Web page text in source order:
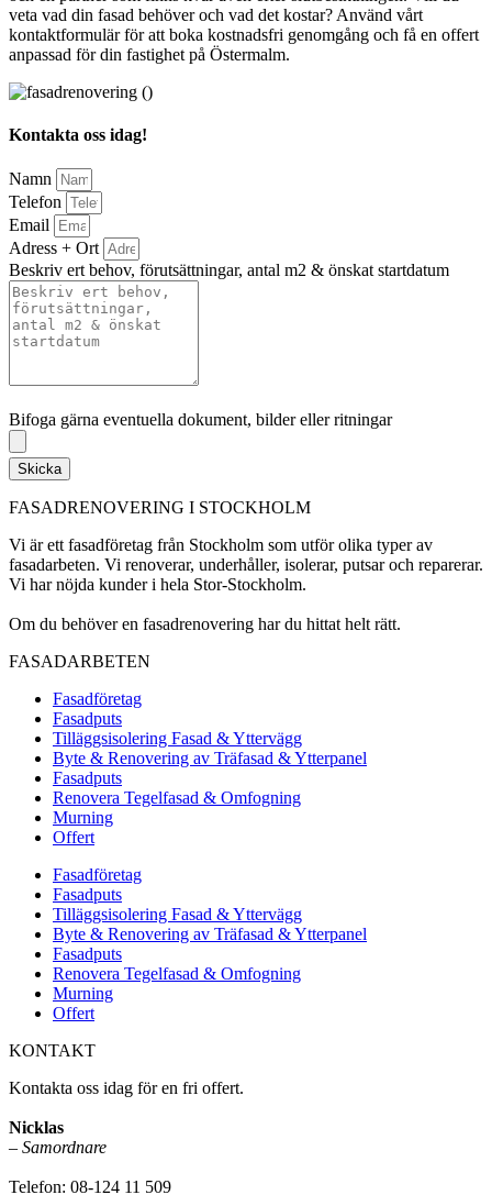
veta vad din fasad behöver och vad det kostar? Använd vårt
kontaktformulär för att boka kostnadsfri genomgång och få en offert
anpassad för din fastighet på Östermalm.
Kontakta oss idag!
Namn
Telefon
Email
Adress + Ort
Beskriv ert behov, förutsättningar, antal m2 & önskat startdatum
Bifoga gärna eventuella dokument, bilder eller ritningar
Skicka
FASADRENOVERING I STOCKHOLM
Vi är ett fasadföretag från Stockholm som utför olika typer av
fasadarbeten. Vi renoverar, underhåller, isolerar, putsar och reparerar.
Vi har nöjda kunder i hela Stor-Stockholm.
Om du behöver en fasadrenovering har du hittat helt rätt.
FASADARBETEN
Fasadföretag
Fasadputs
Tilläggsisolering Fasad & Yttervägg
Byte & Renovering av Träfasad & Ytterpanel
Fasadputs
Renovera Tegelfasad & Omfogning
Murning
Offert
Fasadföretag
Fasadputs
Tilläggsisolering Fasad & Yttervägg
Byte & Renovering av Träfasad & Ytterpanel
Fasadputs
Renovera Tegelfasad & Omfogning
Murning
Offert
KONTAKT
Kontakta oss idag för en fri offert.
Nicklas
– Samordnare
Telefon: 08-124 11 509